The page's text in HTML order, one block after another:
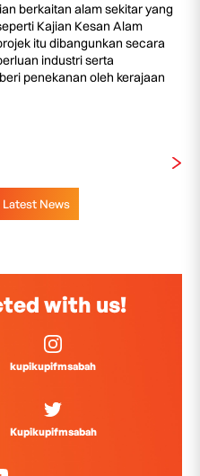
berkaitan alam sekitar yang
Kajian Kesan Alam
itu dibangunkan secara
industri serta
penekanan oleh kerajaan
Latest News
with us!
kupikupifmsabah
Kupikupifmsabah